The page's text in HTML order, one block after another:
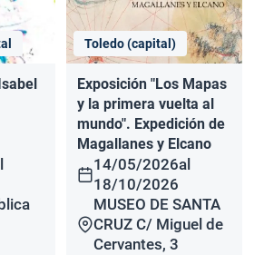
Toledo (capital)
Exposición "Los Mapas
y la primera vuelta al
mundo". Expedición de
Magallanes y Elcano
14/05/2026al
18/10/2026
MUSEO DE SANTA
CRUZ C/ Miguel de
Cervantes, 3